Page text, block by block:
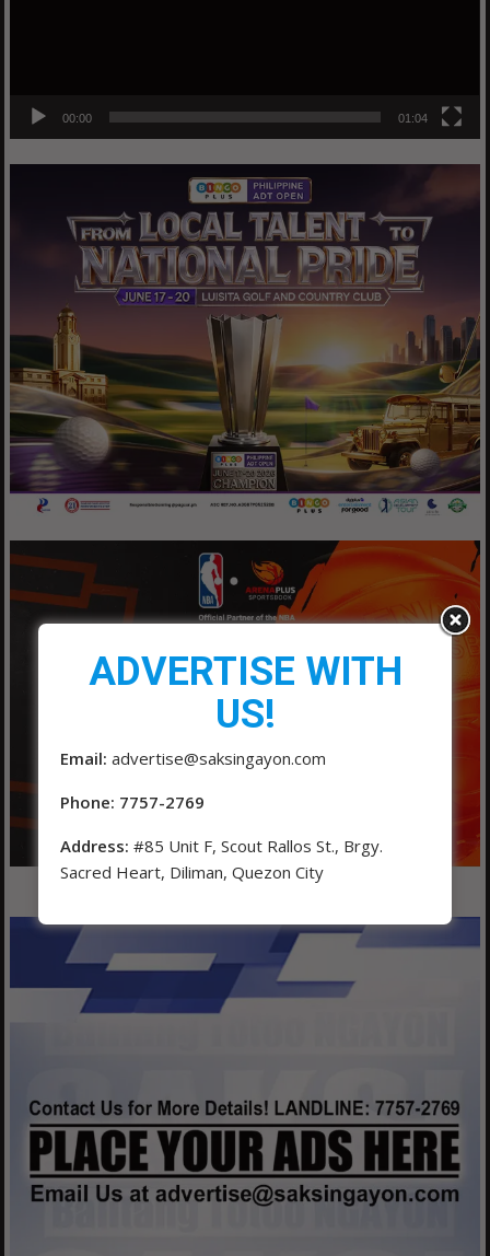
00:00 01:04
ADVERTISE WITH
US!
Email: advertise@saksingayon.com
Phone: 7757-2769
Address: #85 Unit F, Scout Rallos St., Brgy.
Sacred Heart, Diliman, Quezon City